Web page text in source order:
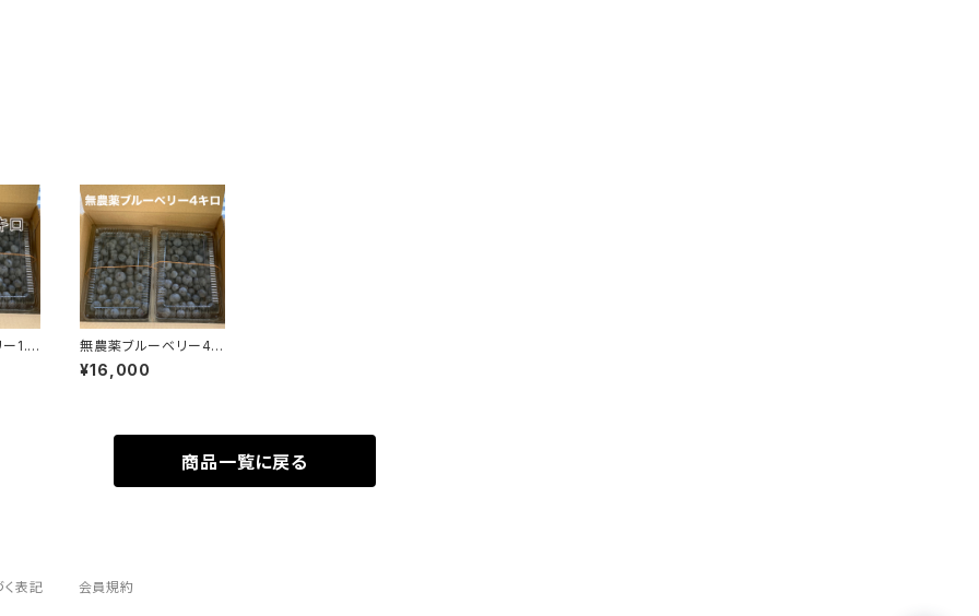
ー1.7
無農薬ブルーベリー4キ
ロ
¥16,000
商品一覧に戻る
表記 会員規約